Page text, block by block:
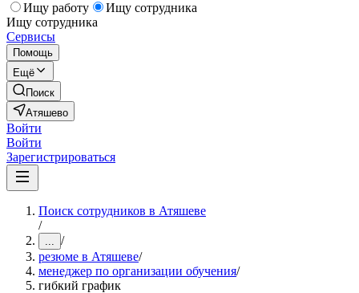
Ищу работу
Ищу сотрудника
Ищу сотрудника
Сервисы
Помощь
Ещё
Поиск
Атяшево
Войти
Войти
Зарегистрироваться
Поиск сотрудников в Атяшеве
/
... /
резюме в Атяшеве/
менеджер по организации обучения/
гибкий график